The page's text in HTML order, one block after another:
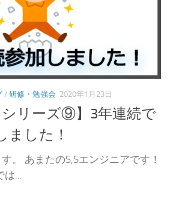
/ 研修・勉強会 2020年1月23日
シリーズ⑨】3年連続で
ました！
。 あまたのS,Sエンジニアです！
は...